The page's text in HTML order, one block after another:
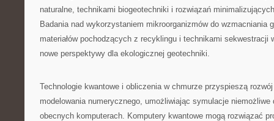
naturalne, technikami biogeotechniki i rozwiązań
Badania nad wykorzystaniem mikroorganizmów do wzmacniania
materiałów pochodzących z recyklingu i technikami sekwestracji
nowe perspektywy dla ekologicznej geotechniki.
Technologie kwantowe i obliczenia w chmurze przyspieszą
modelowania numerycznego, umożliwiając symulacje niemożliwe
obecnych komputerach. Komputery kwantowe mogą rozwiązać